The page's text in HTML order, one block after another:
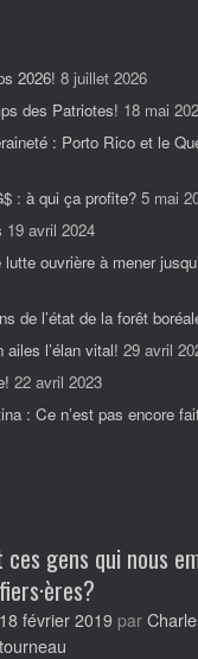
2026! 8 juillet 2026
des Patriotes! 18 mai
: Porto Rico et le
: à qui ça profite? 5 mai
19 avril 2024
lutte ouvrière à mener
de l’état de la forêt
ailes l’élan vital! 29 avril
22 avril 2023
: Ce n’est pas encore
ces gens qui nous
18 février 2019 par